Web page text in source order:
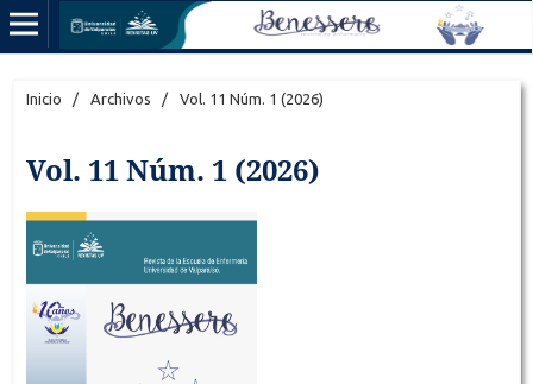
Inicio / Archivos / Vol. 11 Núm. 1 (2026)
Vol. 11 Núm. 1 (2026)